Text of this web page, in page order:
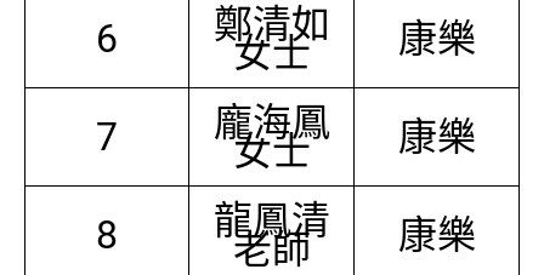
6 鄭清如
女士 康樂
7 龐海鳳
女士 康樂
8 龍鳳清
老師 康樂